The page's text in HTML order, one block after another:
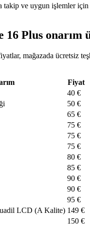
takip ve uygun işlemler için
16 Plus onarım
mağazada ücretsiz
Fiyat
40 €
50 €
65 €
75 €
75 €
75 €
80 €
85 €
90 €
90 €
95 €
LCD (A Kalite) 149 €
150 €